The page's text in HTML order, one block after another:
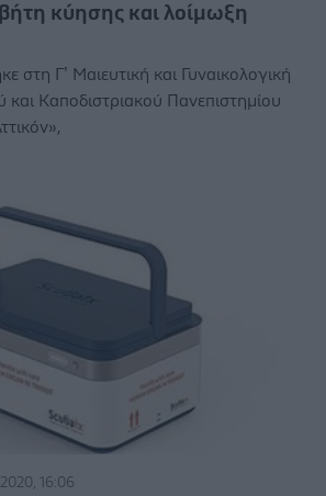
κύησης και λοίμωξη
στη Γ’ Μαιευτική και Γυναικολογική
και Καποδιστριακού Πανεπιστημίου
16:06